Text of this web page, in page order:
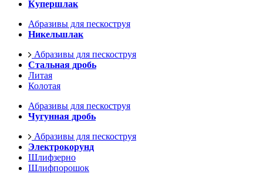
Купершлак
Абразивы для пескоструя
Никельшлак
Абразивы для пескоструя
Стальная дробь
Литая
Колотая
Абразивы для пескоструя
Чугунная дробь
Абразивы для пескоструя
Электрокорунд
Шлифзерно
Шлифпорошок